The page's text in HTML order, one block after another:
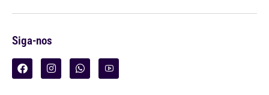
Siga-nos